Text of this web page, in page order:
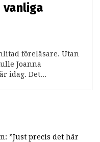
föreläsare. Utan
Joanna
idag. Det...
”Just precis det här